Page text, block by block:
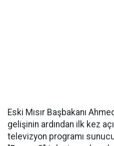
Eski Mısır Başbakanı
gelişinin ardından ilk kez
televizyon programı